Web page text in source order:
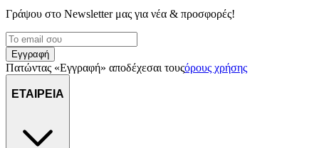
Γράψου στο Νewsletter μας για νέα & προσφορές!
Εγγραφή
Πατώντας «Εγγραφή» αποδέχεσαι τουςόρους χρήσης
ΕΤΑΙΡΕΙΑ